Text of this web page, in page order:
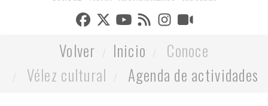
Volver Inicio
Conoce
Vélez cultural
Agenda de actividades